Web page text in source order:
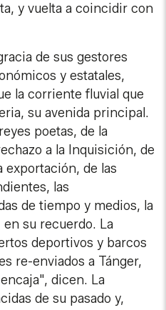
y vuelta a coincidir con
de sus gestores
y estatales,
la corriente fluvial que
su avenida principal.
poetas, de la
a la Inquisición, de
exportación, de las
las
de tiempo y medios, la
su recuerdo. La
deportivos y barcos
re-enviados a Tánger,
dicen. La
de su pasado y,